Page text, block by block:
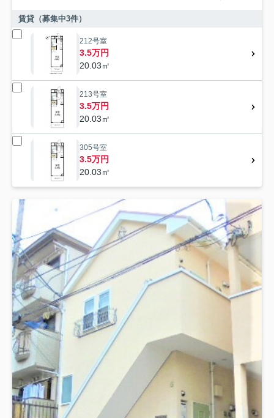
賃貸（募集中3件）
212号室
3.5万円
20.03㎡
213号室
3.5万円
20.03㎡
305号室
3.5万円
20.03㎡